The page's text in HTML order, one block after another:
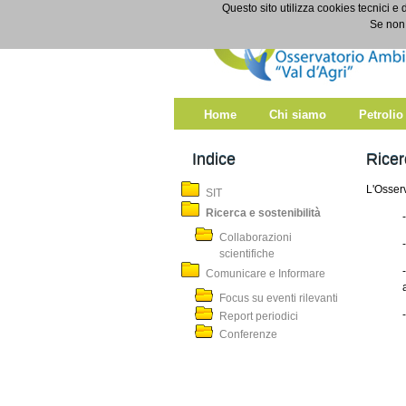
Ricerca e sostenibilità
Home Chi siamo
Indice
SIT
Ricerca e sostenibilità
Collaborazioni
scientifiche
Comunicare e Informare
Focus su eventi rilevanti
Report periodici
Conferenze
Questo sito utilizza cookies tecnici e
Se